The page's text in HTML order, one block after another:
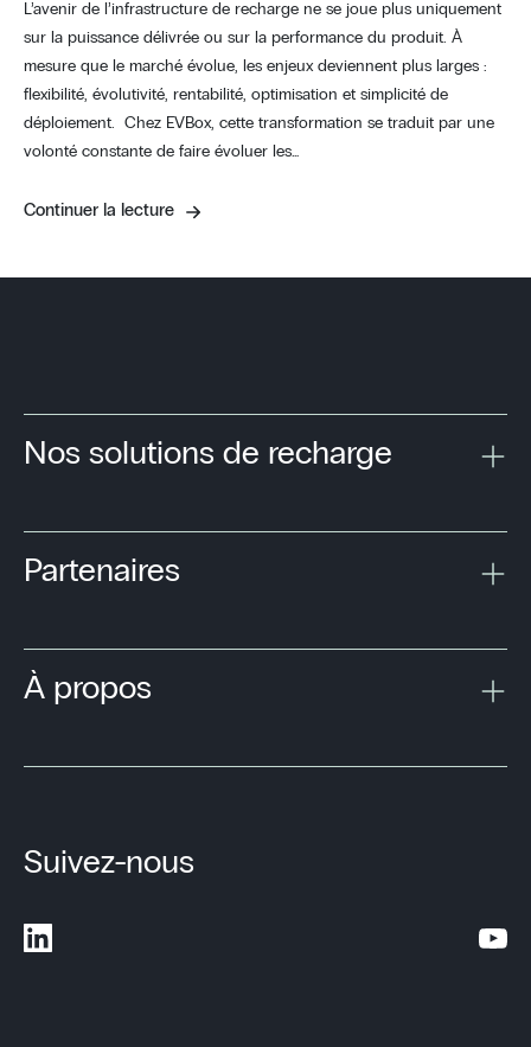
L’avenir de l’infrastructure de recharge ne se joue plus uniquement
sur la puissance délivrée ou sur la performance du produit. À
mesure que le marché évolue, les enjeux deviennent plus larges :
flexibilité, évolutivité, rentabilité, optimisation et simplicité de
déploiement. Chez EVBox, cette transformation se traduit par une
volonté constante de faire évoluer les…
Continuer la lecture
Nos solutions de recharge
Partenaires
À propos
Suivez-nous